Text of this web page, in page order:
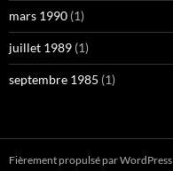
mars 1990 (1)
juillet 1989 (1)
septembre 1985 (1)
Fièrement propulsé par WordPress